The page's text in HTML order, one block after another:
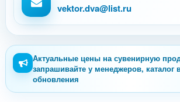
vektor.dva@list.ru
Актуальные цены на сувенирную
запрашивайте у менеджеров, каталог
обновления